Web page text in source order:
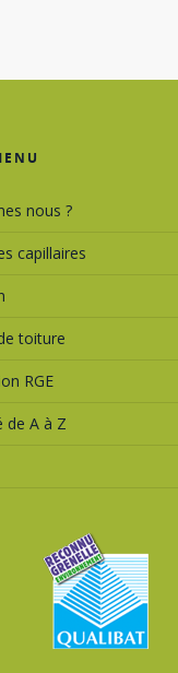
nous ?
capillaires
toiture
RGE
de A à Z